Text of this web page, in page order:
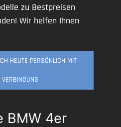
zu Bestpreisen
Wir helfen Ihnen
HEUTE PERSÖNLICH MIT
BMW 4er